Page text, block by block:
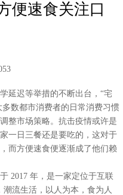
便速食关注口
延迟等举措的不断出台，“宅
数都市消费者的日常消费习惯
整市场策略。抗击疫情或许是
一日三餐还是要吃的，这对于
而方便速食便逐渐成了他们赖
2017 年，是一家定位于互联
流生活，以人为本，食为人